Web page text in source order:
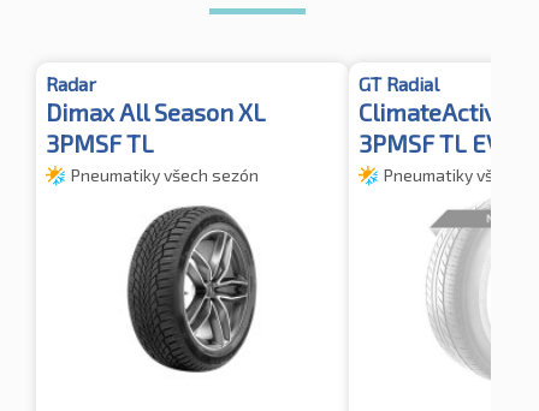
Radar
Dimax All Season XL
3PMSF TL
Pneumatiky všech sezón
GT Radial
ClimateActive
3PMSF TL EV
Pneumatiky všech